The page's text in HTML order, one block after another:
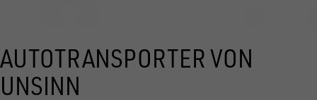
AUTOTRANSPORTER VON
UNSINN